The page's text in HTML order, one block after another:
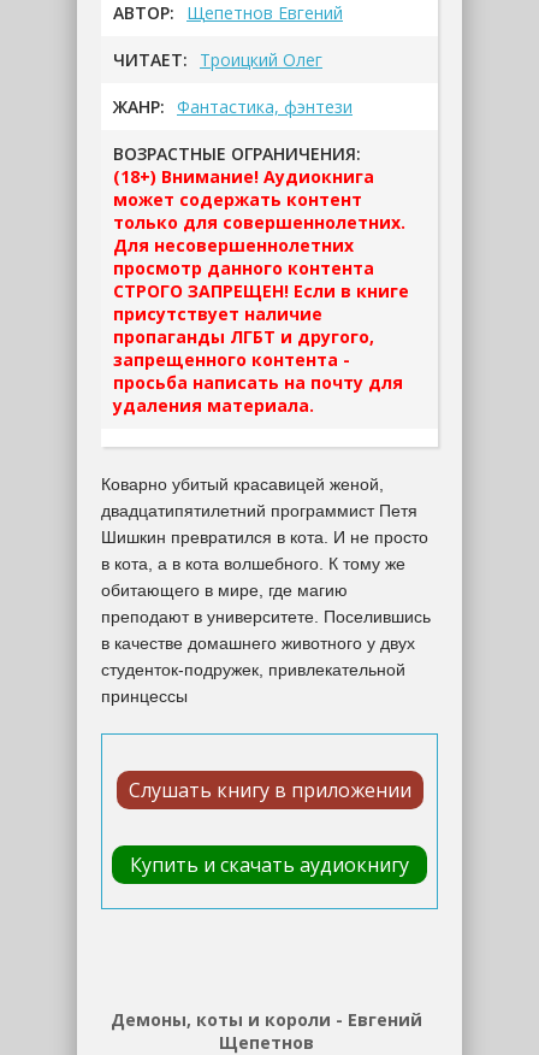
АВТОР: Щепетнов Евгений
ЧИТАЕТ: Троицкий Олег
ЖАНР: Фантастика, фэнтези
ВОЗРАСТНЫЕ ОГРАНИЧЕНИЯ:
(18+) Внимание! Аудиокнига
может содержать контент
только для совершеннолетних.
Для несовершеннолетних
просмотр данного контента
СТРОГО ЗАПРЕЩЕН! Если в книге
присутствует наличие
пропаганды ЛГБТ и другого,
запрещенного контента -
просьба написать на почту для
удаления материала.
Коварно убитый красавицей женой,
двадцатипятилетний программист Петя
Шишкин превратился в кота. И не просто
в кота, а в кота волшебного. К тому же
обитающего в мире, где магию
преподают в университете. Поселившись
в качестве домашнего животного у двух
студенток-подружек, привлекательной
принцессы
Слушать книгу в приложении
Купить и скачать аудиокнигу
Демоны, коты и короли - Евгений
Щепетнов